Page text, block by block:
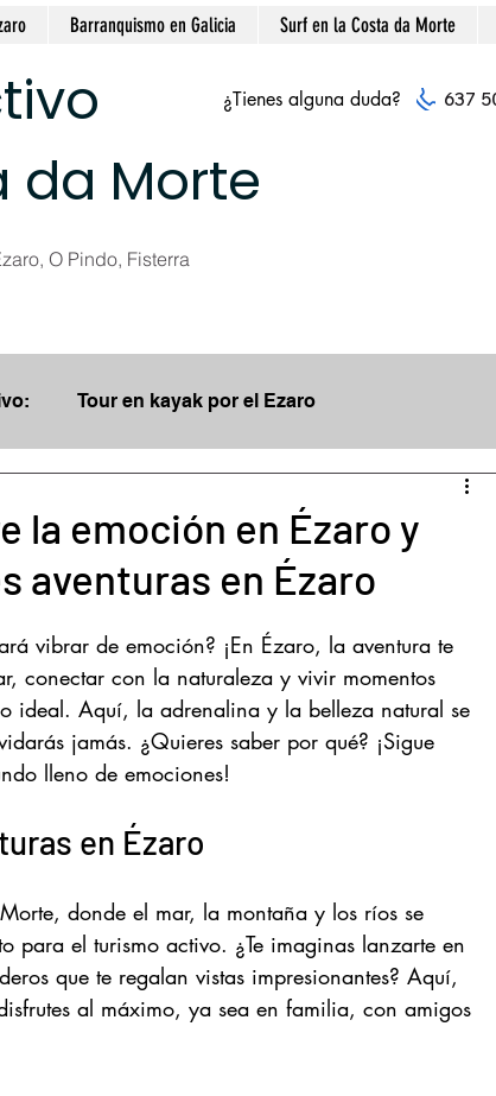
Barranquismo en Galicia Surf en la Costa da Morte
637
¿Tienes alguna duda?
da Morte
O Pindo, Fisterra
Tour en kayak por el Ezaro
Surf Costa en la Costa da Morte
la emoción en Ézaro y
aventuras en Ézaro
vibrar de emoción? ¡En Ézaro, la aventura te
conectar con la naturaleza y vivir momentos
ideal. Aquí, la adrenalina y la belleza natural se
jamás. ¿Quieres saber por qué? ¡Sigue
lleno de emociones!
en Ézaro
donde el mar, la montaña y los ríos se
para el turismo activo. ¿Te imaginas lanzarte en
que te regalan vistas impresionantes? Aquí,
al máximo, ya sea en familia, con amigos